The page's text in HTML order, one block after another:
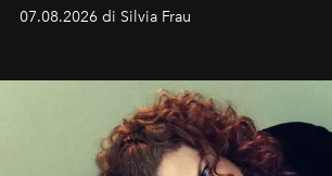
cognizione del tempo. Ma con
07.08.2026 di Silvia Frau